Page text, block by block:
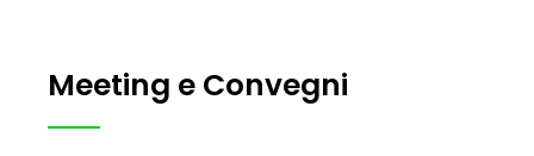
Meeting e Convegni